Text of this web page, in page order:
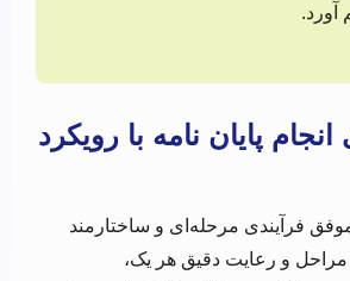
آورد.
پایان نامه با رویکرد
موفق فرآیندی مرحله‌ای و ساختارمند
مراحل و رعایت دقیق هر یک،